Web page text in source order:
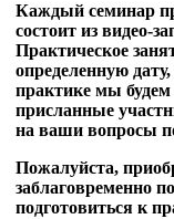
Каждый семинар
состоит из видео-
Практическое
определенную
практике мы
присланные
на ваши вопросы
Пожалуйста,
заблаговременно
подготовиться к